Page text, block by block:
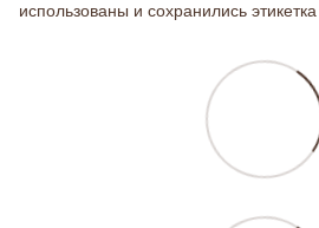
использованы и сохранились этикетка